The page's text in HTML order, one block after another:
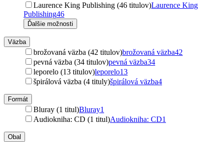
Laurence King Publishing (46 titulov)Laurence King
Publishing46
Ďalšie možnosti
Väzba
brožovaná väzba (42 titulov)brožovaná väzba42
pevná väzba (34 titulov)pevná väzba34
leporelo (13 titulov)leporelo13
špirálová väzba (4 tituly)špirálová väzba4
Formát
Bluray (1 titul)Bluray1
Audiokniha: CD (1 titul)Audiokniha: CD1
Obal